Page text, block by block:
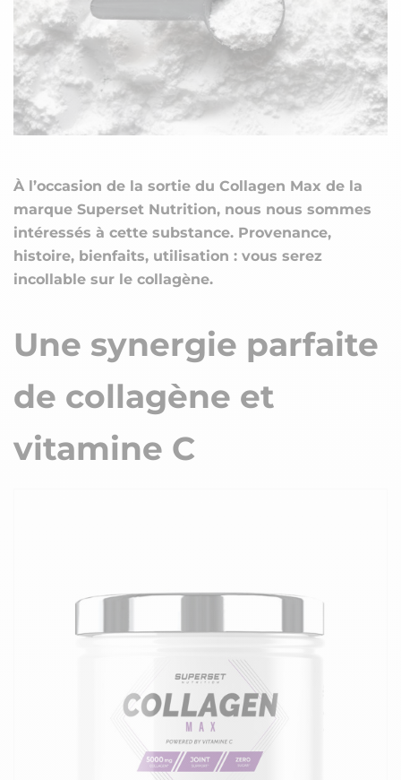
À l’occasion de la sortie du Collagen Max de la
marque Superset Nutrition, nous nous sommes
intéressés à cette substance. Provenance,
histoire, bienfaits, utilisation : vous serez
incollable sur le collagène.
Une synergie parfaite
de collagène et
vitamine C